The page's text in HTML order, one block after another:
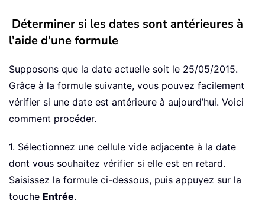
Déterminer si les dates sont antérieures à
l’aide d’une formule
Supposons que la date actuelle soit le 25/05/2015.
Grâce à la formule suivante, vous pouvez facilement
vérifier si une date est antérieure à aujourd’hui. Voici
comment procéder.
1. Sélectionnez une cellule vide adjacente à la date
dont vous souhaitez vérifier si elle est en retard.
Saisissez la formule ci-dessous, puis appuyez sur la
touche Entrée.